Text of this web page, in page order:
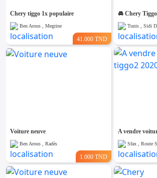
Chery tiggo 1x populaire
Ben Arous , Megrine
41.000 TND
Tunis , Sidi
Voiture neuve
Ben Arous , Radès
1.000 TND
A vendre
Sfax , Route